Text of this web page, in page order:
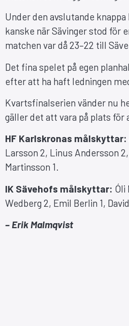
Under den avslutande
kanske när Sävinger stod för
matchen var då 23–22 till
Det fina spelet på egen
efter att ha haft ledningen
Kvartsfinalserien vänder nu
gäller det att vara på plats för
HF Karlskronas målskyttar:
Larsson 2, Linus Andersson
Martinsson 1.
IK Sävehofs målskyttar: Óli
Wedberg 2, Emil Berlin 1,
– Erik Malmqvist